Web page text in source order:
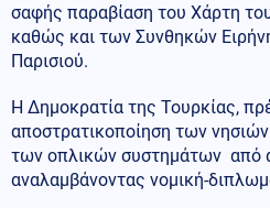
σαφής παραβίαση του Χάρτη
καθώς και των Συνθηκών
Παρισιού.
Η Δημοκρατία της Τουρκίας,
αποστρατικοποίηση των
των οπλικών συστημάτων από
αναλαμβάνοντας νομική-